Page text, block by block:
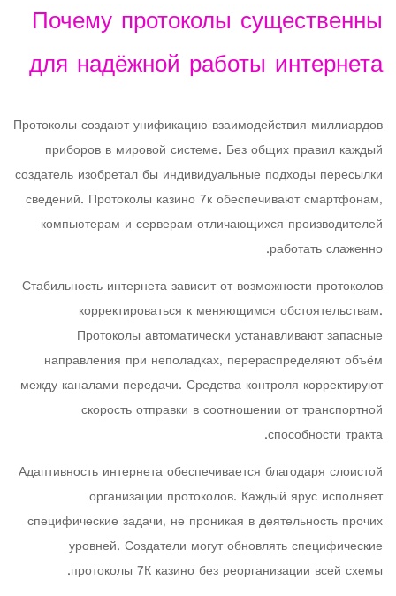
Почему протоколы существенны
для надёжной работы интернета
Протоколы создают унификацию взаимодействия миллиардов
приборов в мировой системе. Без общих правил каждый
создатель изобретал бы индивидуальные подходы пересылки
сведений. Протоколы казино 7к обеспечивают смартфонам,
компьютерам и серверам отличающихся производителей
работать слаженно.
Стабильность интернета зависит от возможности протоколов
корректироваться к меняющимся обстоятельствам.
Протоколы автоматически устанавливают запасные
направления при неполадках, перераспределяют объём
между каналами передачи. Средства контроля корректируют
скорость отправки в соотношении от транспортной
способности тракта.
Адаптивность интернета обеспечивается благодаря слоистой
организации протоколов. Каждый ярус исполняет
специфические задачи, не проникая в деятельность прочих
уровней. Создатели могут обновлять специфические
протоколы 7К казино без реорганизации всей схемы.